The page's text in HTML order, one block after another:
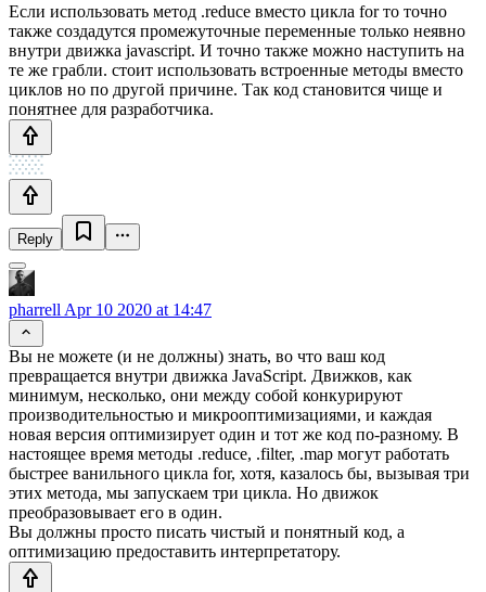
Если использовать метод .reduce вместо цикла for то точно
также создадутся промежуточные переменные только неявно
внутри движка javascript. И точно также можно наступить на
те же грабли. стоит использовать встроенные методы вместо
циклов но по другой причине. Так код становится чище и
понятнее для разработчика.
Reply
pharrell Apr 10 2020 at 14:47
Вы не можете (и не должны) знать, во что ваш код
превращается внутри движка JavaScript. Движков, как
минимум, несколько, они между собой конкурируют
производительностью и микрооптимизациями, и каждая
новая версия оптимизирует один и тот же код по-разному. В
настоящее время методы .reduce, .filter, .map могут работать
быстрее ванильного цикла for, хотя, казалось бы, вызывая три
этих метода, мы запускаем три цикла. Но движок
преобразовывает его в один.
Вы должны просто писать чистый и понятный код, а
оптимизацию предоставить интерпретатору.